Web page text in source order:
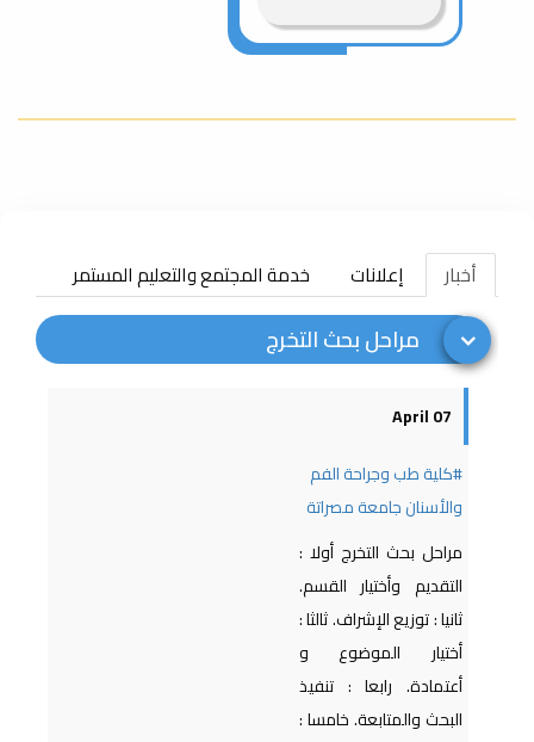
أخبار إعلانات خدمة المجتمع والتعليم المستمر
مراحل بحث التخرج
07 April
#كلية طب وجراحة الفم
والأسنان جامعة مصراتة
مراحل بحث التخرج أولا :
التقديم وأختيار القسم.
ثانيا : توزيع الإشراف. ثالثا :
أختيار الموضوع و
أعتمادة. رابعا : تنفيذ
البحث والمتابعة. خامسا :